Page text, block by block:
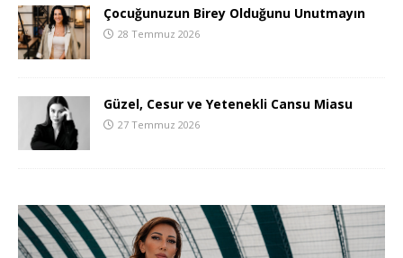
Çocuğunuzun Birey Olduğunu Unutmayın
28 Temmuz 2026
Güzel, Cesur ve Yetenekli Cansu Miasu
27 Temmuz 2026